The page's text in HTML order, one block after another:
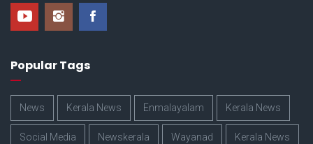
Popular Tags
News Kerala News Enmalayalam Kerala News
Social Media Newskerala Wayanad Kerala News